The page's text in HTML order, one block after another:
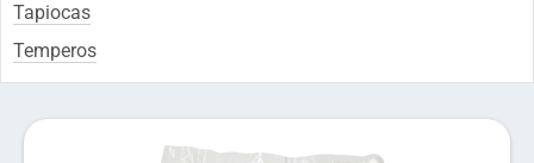
Tapiocas
Temperos